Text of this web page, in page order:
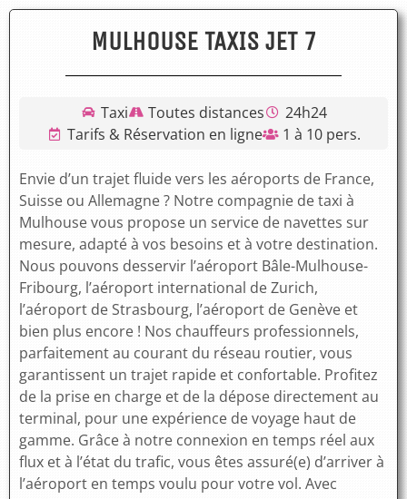
MULHOUSE TAXIS JET 7
Taxi Toutes distances
24h24
Tarifs & Réservation en ligne
1 à 10 pers.
Envie d’un trajet fluide vers les aéroports de France,
Suisse ou Allemagne ? Notre compagnie de taxi à
Mulhouse vous propose un service de navettes sur
mesure, adapté à vos besoins et à votre destination.
Nous pouvons desservir l’aéroport Bâle-Mulhouse-
Fribourg, l’aéroport international de Zurich,
l’aéroport de Strasbourg, l’aéroport de Genève et
bien plus encore ! Nos chauffeurs professionnels,
parfaitement au courant du réseau routier, vous
garantissent un trajet rapide et confortable. Profitez
de la prise en charge et de la dépose directement au
terminal, pour une expérience de voyage haut de
gamme. Grâce à notre connexion en temps réel aux
flux et à l’état du trafic, vous êtes assuré(e) d’arriver à
l’aéroport en temps voulu pour votre vol. Avec